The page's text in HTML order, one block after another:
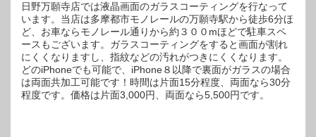
日野万願寺店では液晶画面のガラスコーティングを行なって
います。当店は多摩都市モノレールの万願寺駅から徒歩6分ほ
ど、お車ならモノレール通りから約３００mほどで駐車スペ
ースもございます。ガラスコーティングをすると画面が割れ
にくくなりますし、指紋などの汚れがつきにくくなります。
どのiPhoneでも可能で、iPhone８以降で裏面がガラスの場合
は両面共加工可能です！時間は片面15分程度、両面なら30分
程度です。価格は片面3,000円、両面なら5,500円です。